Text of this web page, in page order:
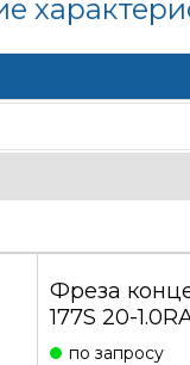
Фреза
177S 20-
по запросу